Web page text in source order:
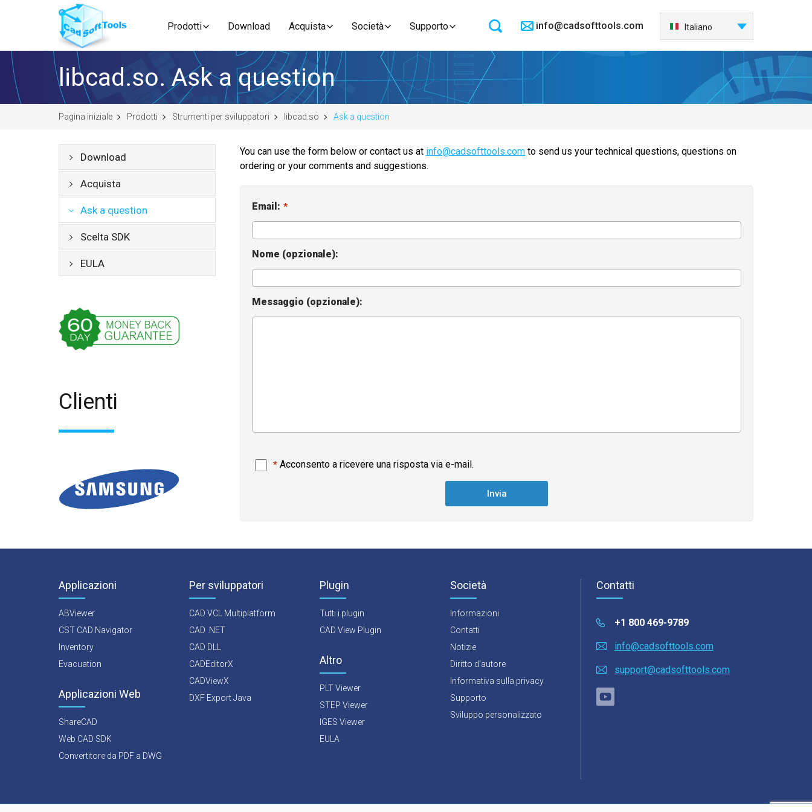
Prodotti Download Acquista Società Supporto info@cadsofttools.com
Français
日本語
Italiano
Nederlands
libcad.so. Ask a question
Pagina iniziale Prodotti Strumenti per sviluppatori libcad.so Ask a question
Download
Acquista
Ask a question
Scelta SDK
EULA
Clienti
You can use the form below or contact us at info@cadsofttools.com to send us your technical questions, questions on
ordering or your comments and suggestions.
Email: *
Nome (opzionale):
Messaggio (opzionale):
* Acconsento a ricevere una risposta via e-mail.
Applicazioni
ABViewer
CST CAD Navigator
Inventory
Evacuation
Applicazioni Web
ShareCAD
Web CAD SDK
Convertitore da PDF a DWG
Per sviluppatori
CAD VCL Multiplatform
CAD .NET
CAD DLL
CADEditorX
CADViewX
DXF Export Java
Plugin
Tutti i plugin
CAD View Plugin
Altro
PLT Viewer
STEP Viewer
IGES Viewer
EULA
Società
Informazioni
Contatti
Notizie
Diritto d‘autore
Informativa sulla privacy
Supporto
Sviluppo personalizzato
Contatti
+1 800 469-9789
info@cadsofttools.com
support@cadsofttools.com